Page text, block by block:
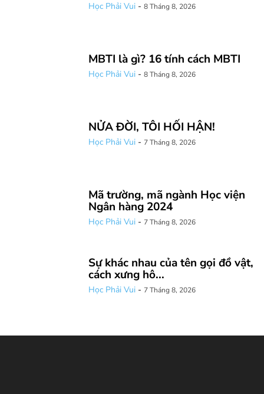
Học Phải Vui - 8 Tháng 8, 2026
MBTI là gì? 16 tính cách MBTI
Học Phải Vui - 8 Tháng 8, 2026
NỬA ĐỜI, TÔI HỐI HẬN!
Học Phải Vui - 7 Tháng 8, 2026
Mã trường, mã ngành Học viện
Ngân hàng 2024
Học Phải Vui - 7 Tháng 8, 2026
Sự khác nhau của tên gọi đồ vật,
cách xưng hô...
Học Phải Vui - 7 Tháng 8, 2026